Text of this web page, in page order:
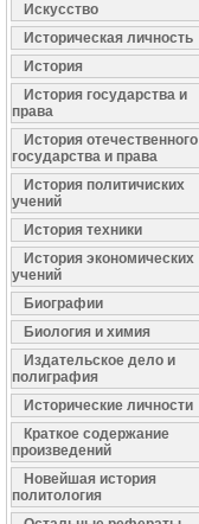
Искусство
Историческая личность
История
История государства и
права
История отечественного
государства и права
История политичиских
учений
История техники
История экономических
учений
Биографии
Биология и химия
Издательское дело и
полиграфия
Исторические личности
Краткое содержание
произведений
Новейшая история
политология